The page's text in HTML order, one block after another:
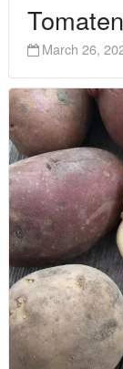
March 26,